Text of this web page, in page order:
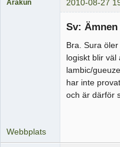
Arakun 2010-08-27
Sv:
Bra. Sura
logiskt blir väl
lambic/
har inte
och är därför
Webbplats